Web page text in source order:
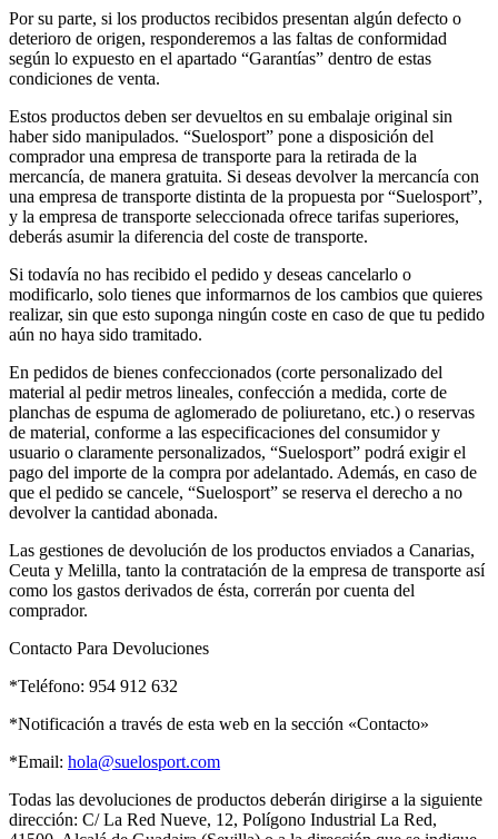
Por su parte, si los productos recibidos presentan algún defecto o
deterioro de origen, responderemos a las faltas de conformidad
según lo expuesto en el apartado “Garantías” dentro de estas
condiciones de venta.
Estos productos deben ser devueltos en su embalaje original sin
haber sido manipulados. “Suelosport” pone a disposición del
comprador una empresa de transporte para la retirada de la
mercancía, de manera gratuita. Si deseas devolver la mercancía con
una empresa de transporte distinta de la propuesta por “Suelosport”,
y la empresa de transporte seleccionada ofrece tarifas superiores,
deberás asumir la diferencia del coste de transporte.
Si todavía no has recibido el pedido y deseas cancelarlo o
modificarlo, solo tienes que informarnos de los cambios que quieres
realizar, sin que esto suponga ningún coste en caso de que tu pedido
aún no haya sido tramitado.
En pedidos de bienes confeccionados (corte personalizado del
material al pedir metros lineales, confección a medida, corte de
planchas de espuma de aglomerado de poliuretano, etc.) o reservas
de material, conforme a las especificaciones del consumidor y
usuario o claramente personalizados, “Suelosport” podrá exigir el
pago del importe de la compra por adelantado. Además, en caso de
que el pedido se cancele, “Suelosport” se reserva el derecho a no
devolver la cantidad abonada.
Las gestiones de devolución de los productos enviados a Canarias,
Ceuta y Melilla, tanto la contratación de la empresa de transporte así
como los gastos derivados de ésta, correrán por cuenta del
comprador.
Contacto Para Devoluciones
*Teléfono: 954 912 632
*Notificación a través de esta web en la sección «Contacto»
*Email: hola@suelosport.com
Todas las devoluciones de productos deberán dirigirse a la siguiente
dirección: C/ La Red Nueve, 12, Polígono Industrial La Red,